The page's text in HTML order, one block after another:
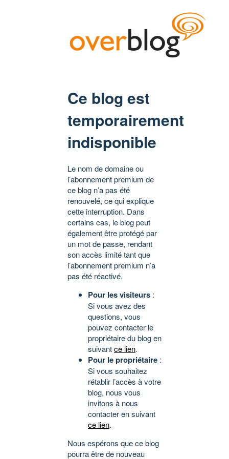
Ce blog est
temporairement
indisponible
Le nom de domaine ou
l’abonnement premium de
ce blog n’a pas été
renouvelé, ce qui explique
cette interruption. Dans
certains cas, le blog peut
également être protégé par
un mot de passe, rendant
son accès limité tant que
l’abonnement premium n’a
pas été réactivé.
Pour les visiteurs :
Si vous avez des
questions, vous
pouvez contacter le
propriétaire du blog en
suivantce lien.
Pour le propriétaire :
Si vous souhaitez
rétablir l’accès à votre
blog, nous vous
invitons à nous
contacter en suivant
ce lien.
Nous espérons que ce blog
pourra être de nouveau